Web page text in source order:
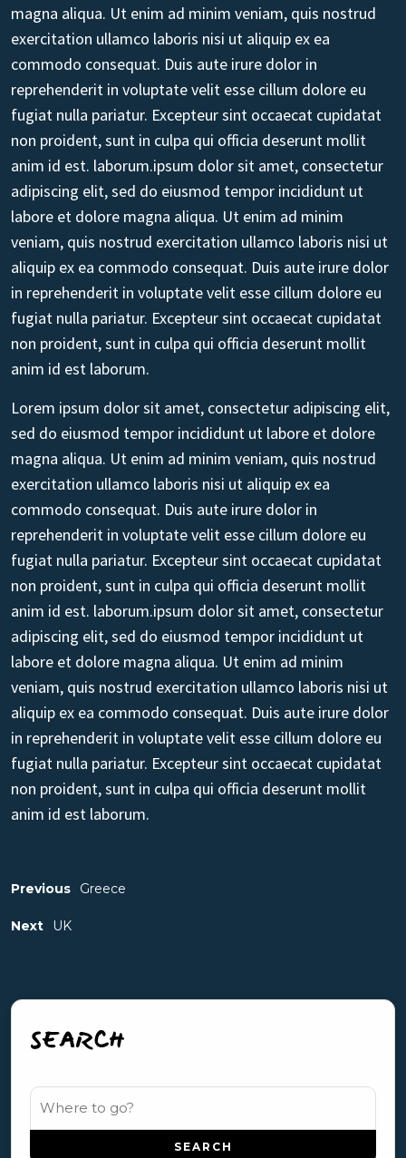
magna aliqua. Ut enim ad minim veniam, quis nostrud
exercitation ullamco laboris nisi ut aliquip ex ea
commodo consequat. Duis aute irure dolor in
reprehenderit in voluptate velit esse cillum dolore eu
fugiat nulla pariatur. Excepteur sint occaecat cupidatat
non proident, sunt in culpa qui officia deserunt mollit
anim id est. laborum.ipsum dolor sit amet, consectetur
adipiscing elit, sed do eiusmod tempor incididunt ut
labore et dolore magna aliqua. Ut enim ad minim
veniam, quis nostrud exercitation ullamco laboris nisi ut
aliquip ex ea commodo consequat. Duis aute irure dolor
in reprehenderit in voluptate velit esse cillum dolore eu
fugiat nulla pariatur. Excepteur sint occaecat cupidatat
non proident, sunt in culpa qui officia deserunt mollit
anim id est laborum.
Lorem ipsum dolor sit amet, consectetur adipiscing elit,
sed do eiusmod tempor incididunt ut labore et dolore
magna aliqua. Ut enim ad minim veniam, quis nostrud
exercitation ullamco laboris nisi ut aliquip ex ea
commodo consequat. Duis aute irure dolor in
reprehenderit in voluptate velit esse cillum dolore eu
fugiat nulla pariatur. Excepteur sint occaecat cupidatat
non proident, sunt in culpa qui officia deserunt mollit
anim id est. laborum.ipsum dolor sit amet, consectetur
adipiscing elit, sed do eiusmod tempor incididunt ut
labore et dolore magna aliqua. Ut enim ad minim
veniam, quis nostrud exercitation ullamco laboris nisi ut
aliquip ex ea commodo consequat. Duis aute irure dolor
in reprehenderit in voluptate velit esse cillum dolore eu
fugiat nulla pariatur. Excepteur sint occaecat cupidatat
non proident, sunt in culpa qui officia deserunt mollit
anim id est laborum.
Previous Greece
Next UK
SEARCH